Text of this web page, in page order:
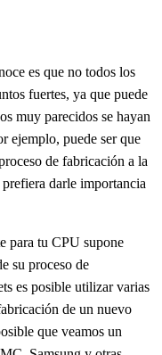
es que no todos los
fuertes, ya que puede
muy parecidos se hayan
ejemplo, puede ser que
de fabricación a la
darle importancia
para tu CPU supone
su proceso de
es posible utilizar varias
de un nuevo
que veamos un